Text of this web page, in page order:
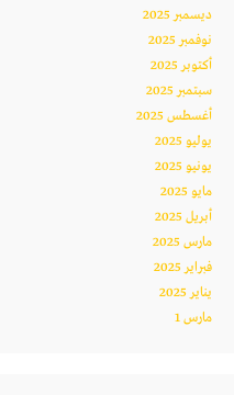
ديسمبر 2025
نوفمبر 2025
أكتوبر 2025
سبتمبر 2025
أغسطس 2025
يوليو 2025
يونيو 2025
مايو 2025
أبريل 2025
مارس 2025
فبراير 2025
يناير 2025
مارس 1